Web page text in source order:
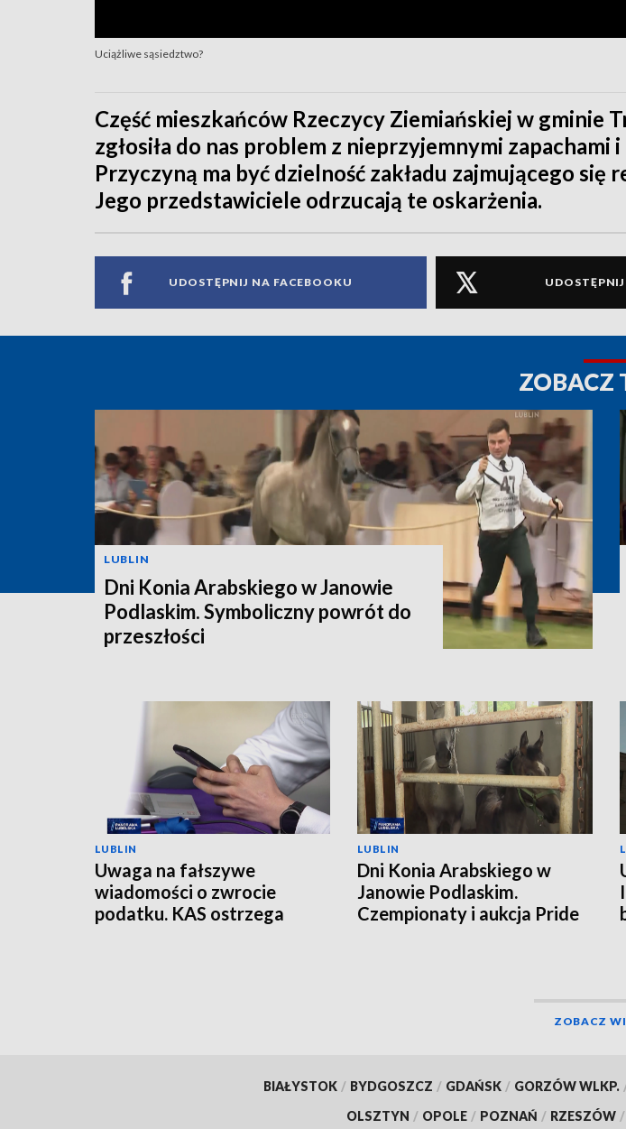
Uciążliwe sąsiedztwo?
Część mieszkańców Rzeczycy Ziemiańskiej w gminie
zgłosiła do nas problem z nieprzyjemnymi zapachami i
Przyczyną ma być dzielność zakładu zajmującego się
Jego przedstawiciele odrzucają te oskarżenia.
UDOSTĘPNIJ NA FACEBOOKU
ZOBACZ
LUBLIN
Dni Konia Arabskiego w Janowie
Podlaskim. Symboliczny powrót do
przeszłości
LUBLIN
Uwaga na fałszywe
wiadomości o zwrocie
podatku. KAS ostrzega
LUBLIN
Dni Konia Arabskiego w
Janowie Podlaskim.
Czempionaty i aukcja Pride
ZOBACZ
BIAŁYSTOK / BYDGOSZCZ / GDAŃSK / GORZÓW WLKP.
OLSZTYN / OPOLE / POZNAŃ / RZESZÓW /